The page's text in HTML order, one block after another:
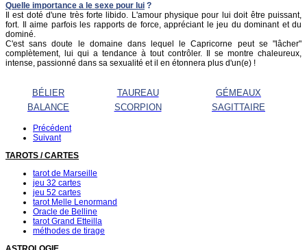
Quelle importance a le sexe pour lui ?
Il est doté d'une très forte libido. L'amour physique pour lui doit être puissant,
fort. Il aime parfois les rapports de force, appréciant le jeu du dominant et du
dominé.
C'est sans doute le domaine dans lequel le Capricorne peut se "lâcher"
complètement, lui qui a tendance à tout contrôler. Il se montre chaleureux,
intense, passionné dans sa sexualité et il en étonnera plus d'un(e) !
BÉLIER TAUREAU
GÉMEAUX
BALANCE
SCORPION SAGITTAIRE
Précédent
Suivant
TAROTS / CARTES
tarot de Marseille
jeu 32 cartes
jeu 52 cartes
tarot Melle Lenormand
Oracle de Belline
tarot Grand Etteilla
méthodes de tirage